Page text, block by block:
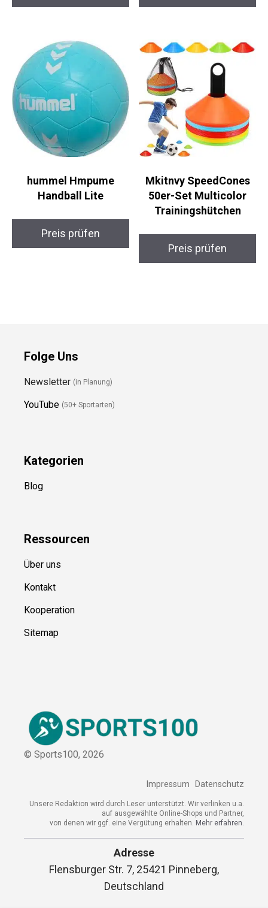
hummel Hmpume
Handball Lite
Preis prüfen
Mkitnvy SpeedCones
50er-Set Multicolor
Trainingshütchen
Preis prüfen
Folge Uns
Newsletter (in Planung)
YouTube (50+ Sportarten)
Kategorien
Blog
Ressourcen
Über uns
Kontakt
Kooperation
Sitemap
© Sports100, 2026
Impressum Datenschutz
Unsere Redaktion wird durch Leser unterstützt. Wir verlinken u.a.
auf ausgewählte Online-Shops und Partner,
von denen wir ggf. eine Vergütung erhalten. Mehr erfahren.
Adresse
Flensburger Str. 7, 25421 Pinneberg,
Deutschland